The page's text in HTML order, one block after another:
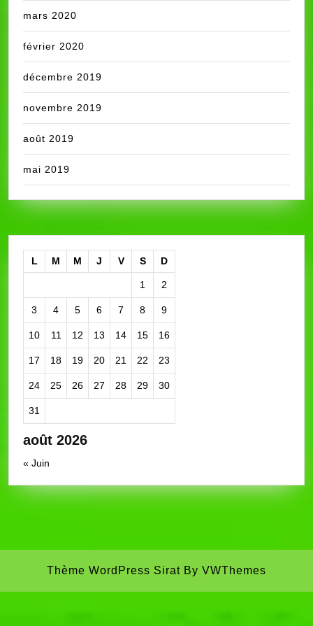
mars 2020
février 2020
décembre 2019
novembre 2019
août 2019
mai 2019
août 2026
L M M J V S D
1 2
3 4 5 6 7 8 9
10 11 12 13 14 15 16
17 18 19 20 21 22 23
24 25 26 27 28 29 30
31
« Juin
Thème WordPress Sirat By VWThemes